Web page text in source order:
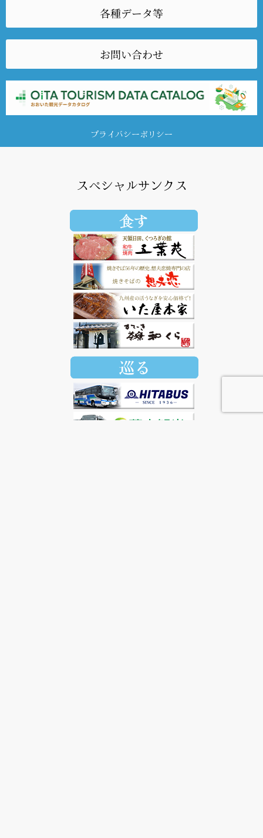
各種データ等
お問い合わせ
プライバシーポリシー
スペシャルサンクス